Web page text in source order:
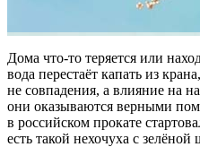
Дома что-то теряется или
вода перестаёт капать из
не совпадения, а влияние на
они оказываются верными
в российском прокате
есть такой нехочуха с зелёной